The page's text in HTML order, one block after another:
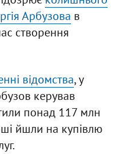
Арбузова в
створення
відомства, у
керував
понад 117 млн
йшли на купівлю